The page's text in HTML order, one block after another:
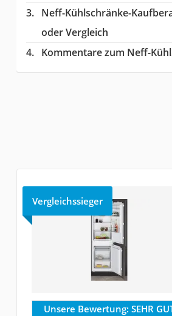
Neff-Kühlschränke-
oder Vergleich
Kommentare zum Neff-
Vergleichssieger
Unsere Bewertung: SEHR